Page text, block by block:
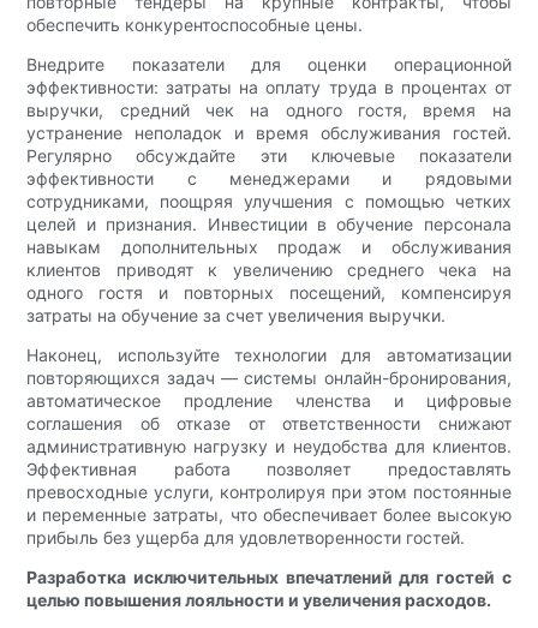
обеспечить конкурентоспособные цены.
Внедрите показатели для оценки операционной
эффективности: затраты на оплату труда в процентах от
выручки, средний чек на одного гостя, время на
устранение неполадок и время обслуживания гостей.
Регулярно обсуждайте эти ключевые показатели
эффективности с менеджерами и рядовыми
сотрудниками, поощряя улучшения с помощью четких
целей и признания. Инвестиции в обучение персонала
навыкам дополнительных продаж и обслуживания
клиентов приводят к увеличению среднего чека на
одного гостя и повторных посещений, компенсируя
затраты на обучение за счет увеличения выручки.
Наконец, используйте технологии для автоматизации
повторяющихся задач — системы онлайн-бронирования,
автоматическое продление членства и цифровые
соглашения об отказе от ответственности снижают
административную нагрузку и неудобства для клиентов.
Эффективная работа позволяет предоставлять
превосходные услуги, контролируя при этом постоянные
и переменные затраты, что обеспечивает более высокую
прибыль без ущерба для удовлетворенности гостей.
Разработка исключительных впечатлений для гостей с
целью повышения лояльности и увеличения расходов.